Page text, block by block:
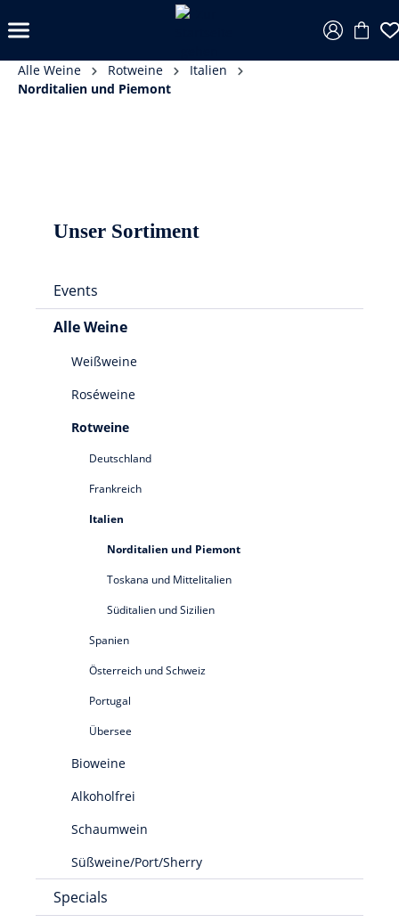
Alle Weine Rotweine
Italien
Norditalien und Piemont
Unser Sortiment
Events
Alle Weine
Weißweine
Roséweine
Rotweine
Deutschland
Frankreich
Italien
Norditalien und Piemont
Toskana und Mittelitalien
Süditalien und Sizilien
Spanien
Österreich und Schweiz
Portugal
Übersee
Bioweine
Alkoholfrei
Schaumwein
Süßweine/Port/Sherry
Specials